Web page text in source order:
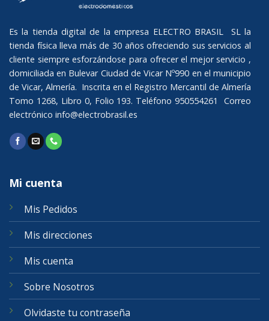
Es la tienda digital de la empresa ELECTRO BRASIL SL la
tienda física lleva más de 30 años ofreciendo sus servicios al
cliente siempre esforzándose para ofrecer el mejor servicio ,
domiciliada en Bulevar Ciudad de Vicar Nº990 en el municipio
de Vicar, Almería. Inscrita en el Registro Mercantil de Almería
Tomo 1268, Libro 0, Folio 193. Teléfono 950554261 Correo
electrónico info@electrobrasil.es
Mi cuenta
Mis Pedidos
Mis direcciones
Mis cuenta
Sobre Nosotros
Olvidaste tu contraseña